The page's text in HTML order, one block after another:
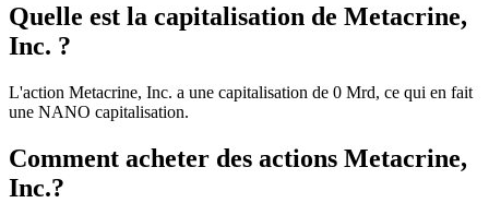
Quelle est la capitalisation de Metacrine,
Inc. ?
L'action Metacrine, Inc. a une capitalisation de 0 Mrd, ce qui en fait
une NANO capitalisation.
Comment acheter des actions Metacrine,
Inc.?